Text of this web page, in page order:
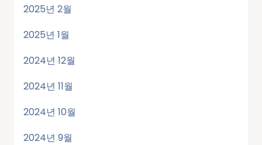
2025년 2월
2025년 1월
2024년 12월
2024년 11월
2024년 10월
2024년 9월